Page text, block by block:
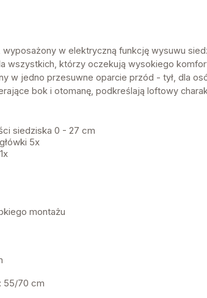
w elektryczną funkcję wysuwu
wszystkich, którzy oczekują wysokiego
w jedno przesuwne oparcie przód - tył, dla
bok i otomanę, podkreślają loftowy
siedziska 0 - 27 cm
5x
montażu
55/70 cm